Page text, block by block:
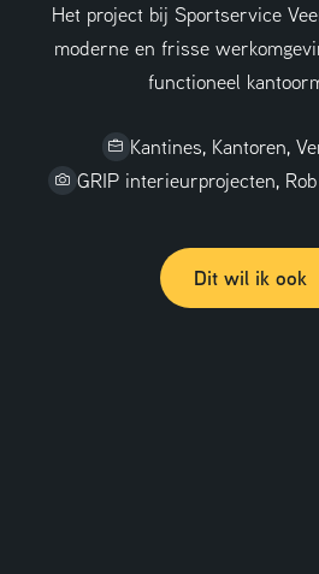
Adviesgesprek aanvragen
Het project bij Sportservice
moderne en frisse
functioneel
Kantines, Kantoren,
GRIP interieurprojecten,
Dit wil ik ook